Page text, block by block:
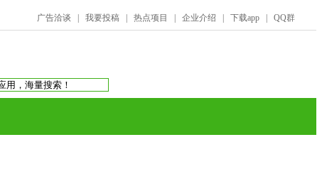
广告洽谈 我要投稿 热点项目 企业介绍 下载app QQ群